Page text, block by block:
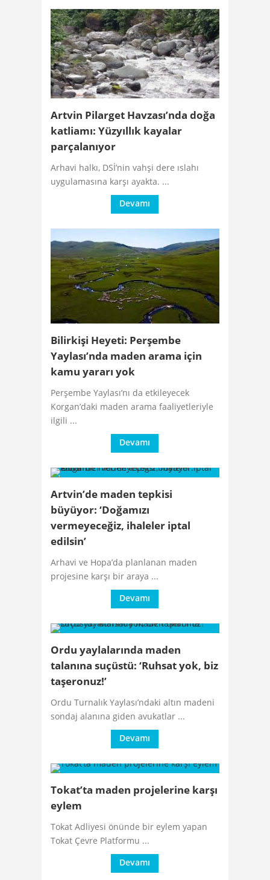
Artvin Pilarget Havzası’nda doğa
katliamı: Yüzyıllık kayalar
parçalanıyor
Arhavi halkı, DSİ’nin vahşi dere ıslahı
uygulamasına karşı ayakta. ...
Devamı
Bilirkişi Heyeti: Perşembe
Yaylası’nda maden arama için
kamu yararı yok
Perşembe Yaylası’nı da etkileyecek
Korgan’daki maden arama faaliyetleriyle
ilgili ...
Devamı
Artvin’de maden tepkisi
büyüyor: ‘Doğamızı
vermeyeceğiz, ihaleler iptal
edilsin’
Arhavi ve Hopa’da planlanan maden
projesine karşı bir araya ...
Devamı
Ordu yaylalarında maden
talanına suçüstü: ‘Ruhsat yok, biz
taşeronuz!’
Ordu Turnalık Yaylası’ndaki altın madeni
sondaj alanına giden avukatlar ...
Devamı
Tokat’ta maden projelerine karşı
eylem
Tokat Adliyesi önünde bir eylem yapan
Tokat Çevre Platformu ...
Devamı